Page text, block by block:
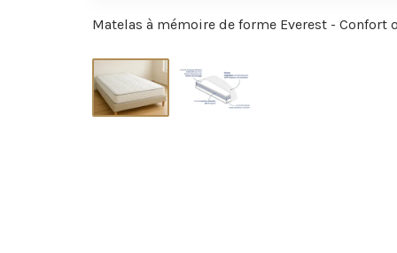
Offrez-vous des nuits réparatrices grâce
Matelas à mémoire de forme Everest - Confort